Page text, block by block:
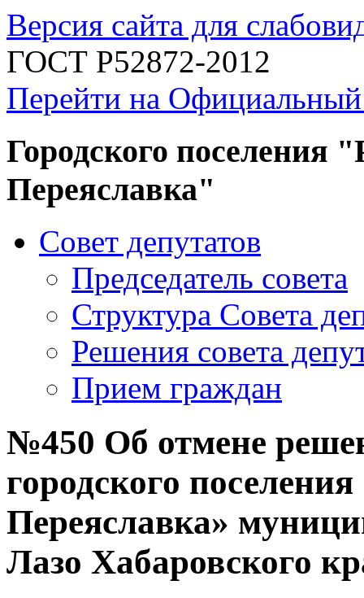
Версия сайта для
ГОСТ Р52872-2012
Перейти на
Городского поселения
Переяславка"
Совет депутатов
Председатель совета
Структура Совета
Решения совета
Прием граждан
№450 Об отмене
городского
Переяславка»
Лазо Хабаровского